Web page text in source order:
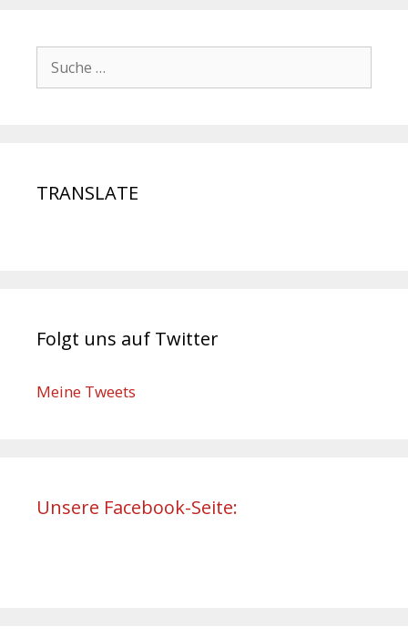
TRANSLATE
Folgt uns auf Twitter
Meine Tweets
Unsere Facebook-Seite: